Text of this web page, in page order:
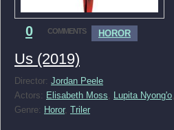
0 COMMENTS HOROR
Us (2019)
Director: Jordan Peele
Actors: Elisabeth Moss, Lupita Nyong'o,
Genre: Horor, Triler